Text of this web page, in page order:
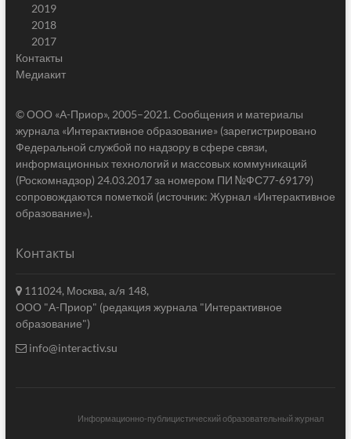
2019
2018
2017
Контакты
Медиакит
© ООО «А-Приор», 2005–2021. Сообщения и материалы
журнала «Интерактивное образование» (зарегистрировано
Федеральной службой по надзору в сфере связи,
информационных технологий и массовых коммуникаций
(Роскомнадзор) 24.03.2017 за номером ПИ №ФС77-69179)
сопровождаются пометкой (источник: Журнал «Интерактивное
образование»).
Контакты
111024, Москва, а/я 148,
ООО "А-Приор" (редакция журнала "Интерактивное
образование")
info@interactiv.su
Информационно-публицистический образовательный журнал